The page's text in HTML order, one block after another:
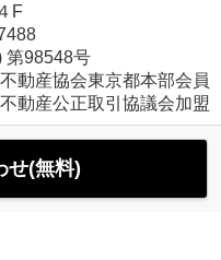
F
第98548号
動産協会東京都本部会員
動産公正取引協議会加盟
せ(無料)